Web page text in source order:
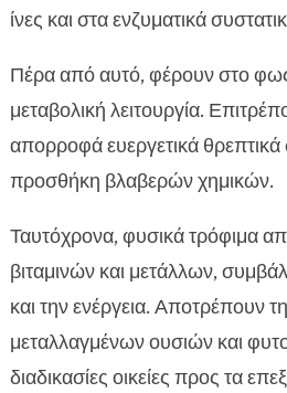
ίνες και στα ενζυματικά
Πέρα από αυτό, φέρουν στο
μεταβολική λειτουργία.
απορροφά ευεργετικά θρεπτικά
προσθήκη βλαβερών χημικών.
Ταυτόχρονα, φυσικά τρόφιμα
βιταμινών και μετάλλων,
και την ενέργεια. Αποτρέπουν
μεταλλαγμένων ουσιών και
διαδικασίες οικείες προς τα